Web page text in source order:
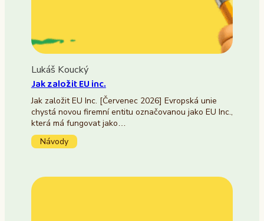
Lukáš Koucký
Jak založit EU inc.
Jak založit EU Inc. [Červenec 2026] Evropská unie
chystá novou firemní entitu označovanou jako EU Inc.,
která má fungovat jako…
Návody